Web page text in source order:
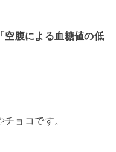
「空腹による血糖値の低
ョコです。